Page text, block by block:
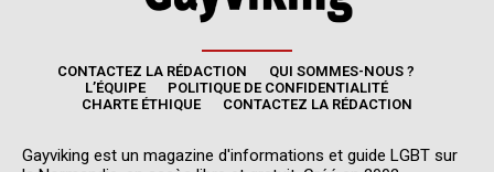
CONTACTEZ LA RÉDACTION
QUI SOMMES-NOUS ?
L’ÉQUIPE
POLITIQUE DE CONFIDENTIALITÉ
CHARTE ÉTHIQUE
CONTACTEZ LA RÉDACTION
Gayviking est un magazine d'informations et guide LGBT sur